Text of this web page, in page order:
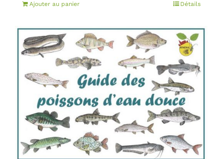
Ajouter au panier Détails